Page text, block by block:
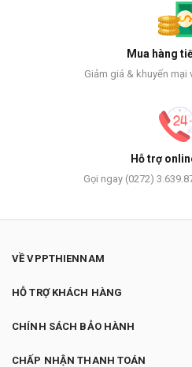
Mua hàng
Giảm giá & khuyến mại
Hỗ trợ
Gọi ngay (0272)
VỀ VPPTHIENNAM
HỖ TRỢ KHÁCH HÀNG
CHÍNH SÁCH BẢO HÀNH
CHẤP NHẬN THANH TOÁN